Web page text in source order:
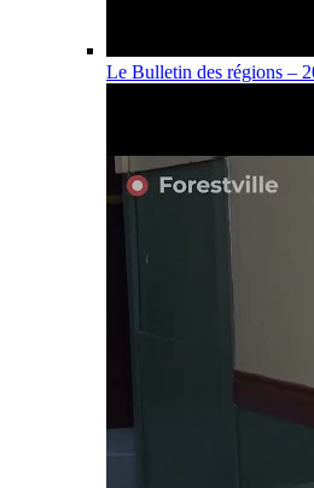
Le Bulletin des régions –